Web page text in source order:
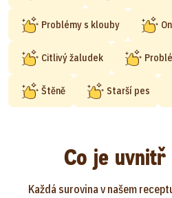
Problémy s klouby
Citlivý žaludek
Štěně Starší pes
Co je uvnitř
Každá surovina v našem